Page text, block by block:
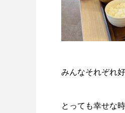
みんなそれぞれ
とっても幸せな